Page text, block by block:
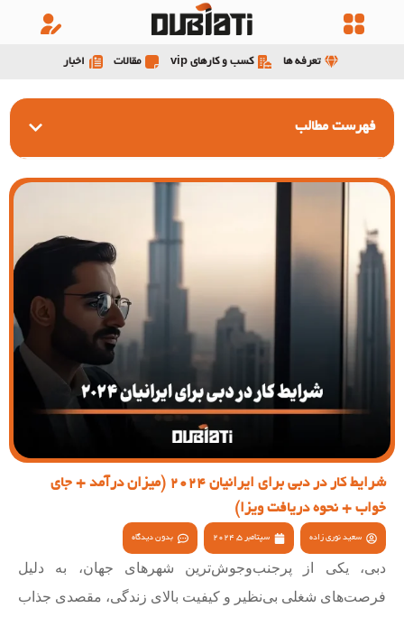
تعرفه ها کسب و کارهای vip مقالات اخبار
شرایط کار در دبی برای ایرانیان 2024 (میزان درآمد + جای
خواب + نحوه دریافت ویزا)
سعید نوری زاده سپتامبر 5, 2024 بدون دیدگاه
دبی، یکی از پرجنب‌وجوش‌ترین شهرهای جهان، به دلیل
فرصت‌های شغلی بی‌نظیر و کیفیت بالای زندگی، مقصدی جذاب
فهرست مطالب